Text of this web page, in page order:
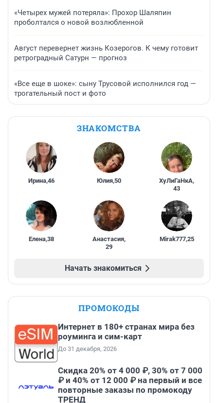
«Четырех мужей потеряла»: Прохор Шаляпин
проболтался о новой возлюбленной
Август перевернет жизнь Козерогов. К чему готовит
ретроградный Сатурн — прогноз
«Все еще в шоке»: сыну Трусовой исполнился год —
трогательный пост и фото
ЗНАКОМСТВА
Ирина,46 Юлия,50 ХуЛиГаНкА,
43
Елена,38 Анастасия,
29
Mirak777,25
Начать знакомиться
ПРОМОКОДЫ
Интернет в 180+ странах мира без
роуминга и сим-карт
До 31 декабря, 2026
Скидка 20% от 4 000 ₽, 30% от 7 000
₽ и 40% от 12 000 ₽ на первый и все
повторные заказы по промокоду
ТРЕНД